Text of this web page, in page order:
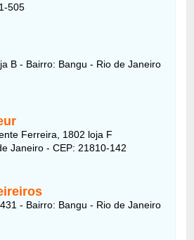
505
B - Bairro: Bangu - Rio de Janeiro
Ferreira, 1802 loja F
Janeiro - CEP: 21810-142
- Bairro: Bangu - Rio de Janeiro